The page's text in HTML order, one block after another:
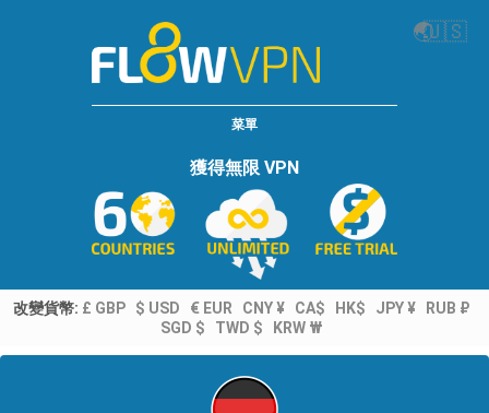
🌏🇺🇸
菜單
獲得無限 VPN
改變貨幣: £ GBP $ USD € EUR CNY ¥ CA$ HK$ JPY ¥
RUB ₽
SGD $
TWD $ KRW ₩